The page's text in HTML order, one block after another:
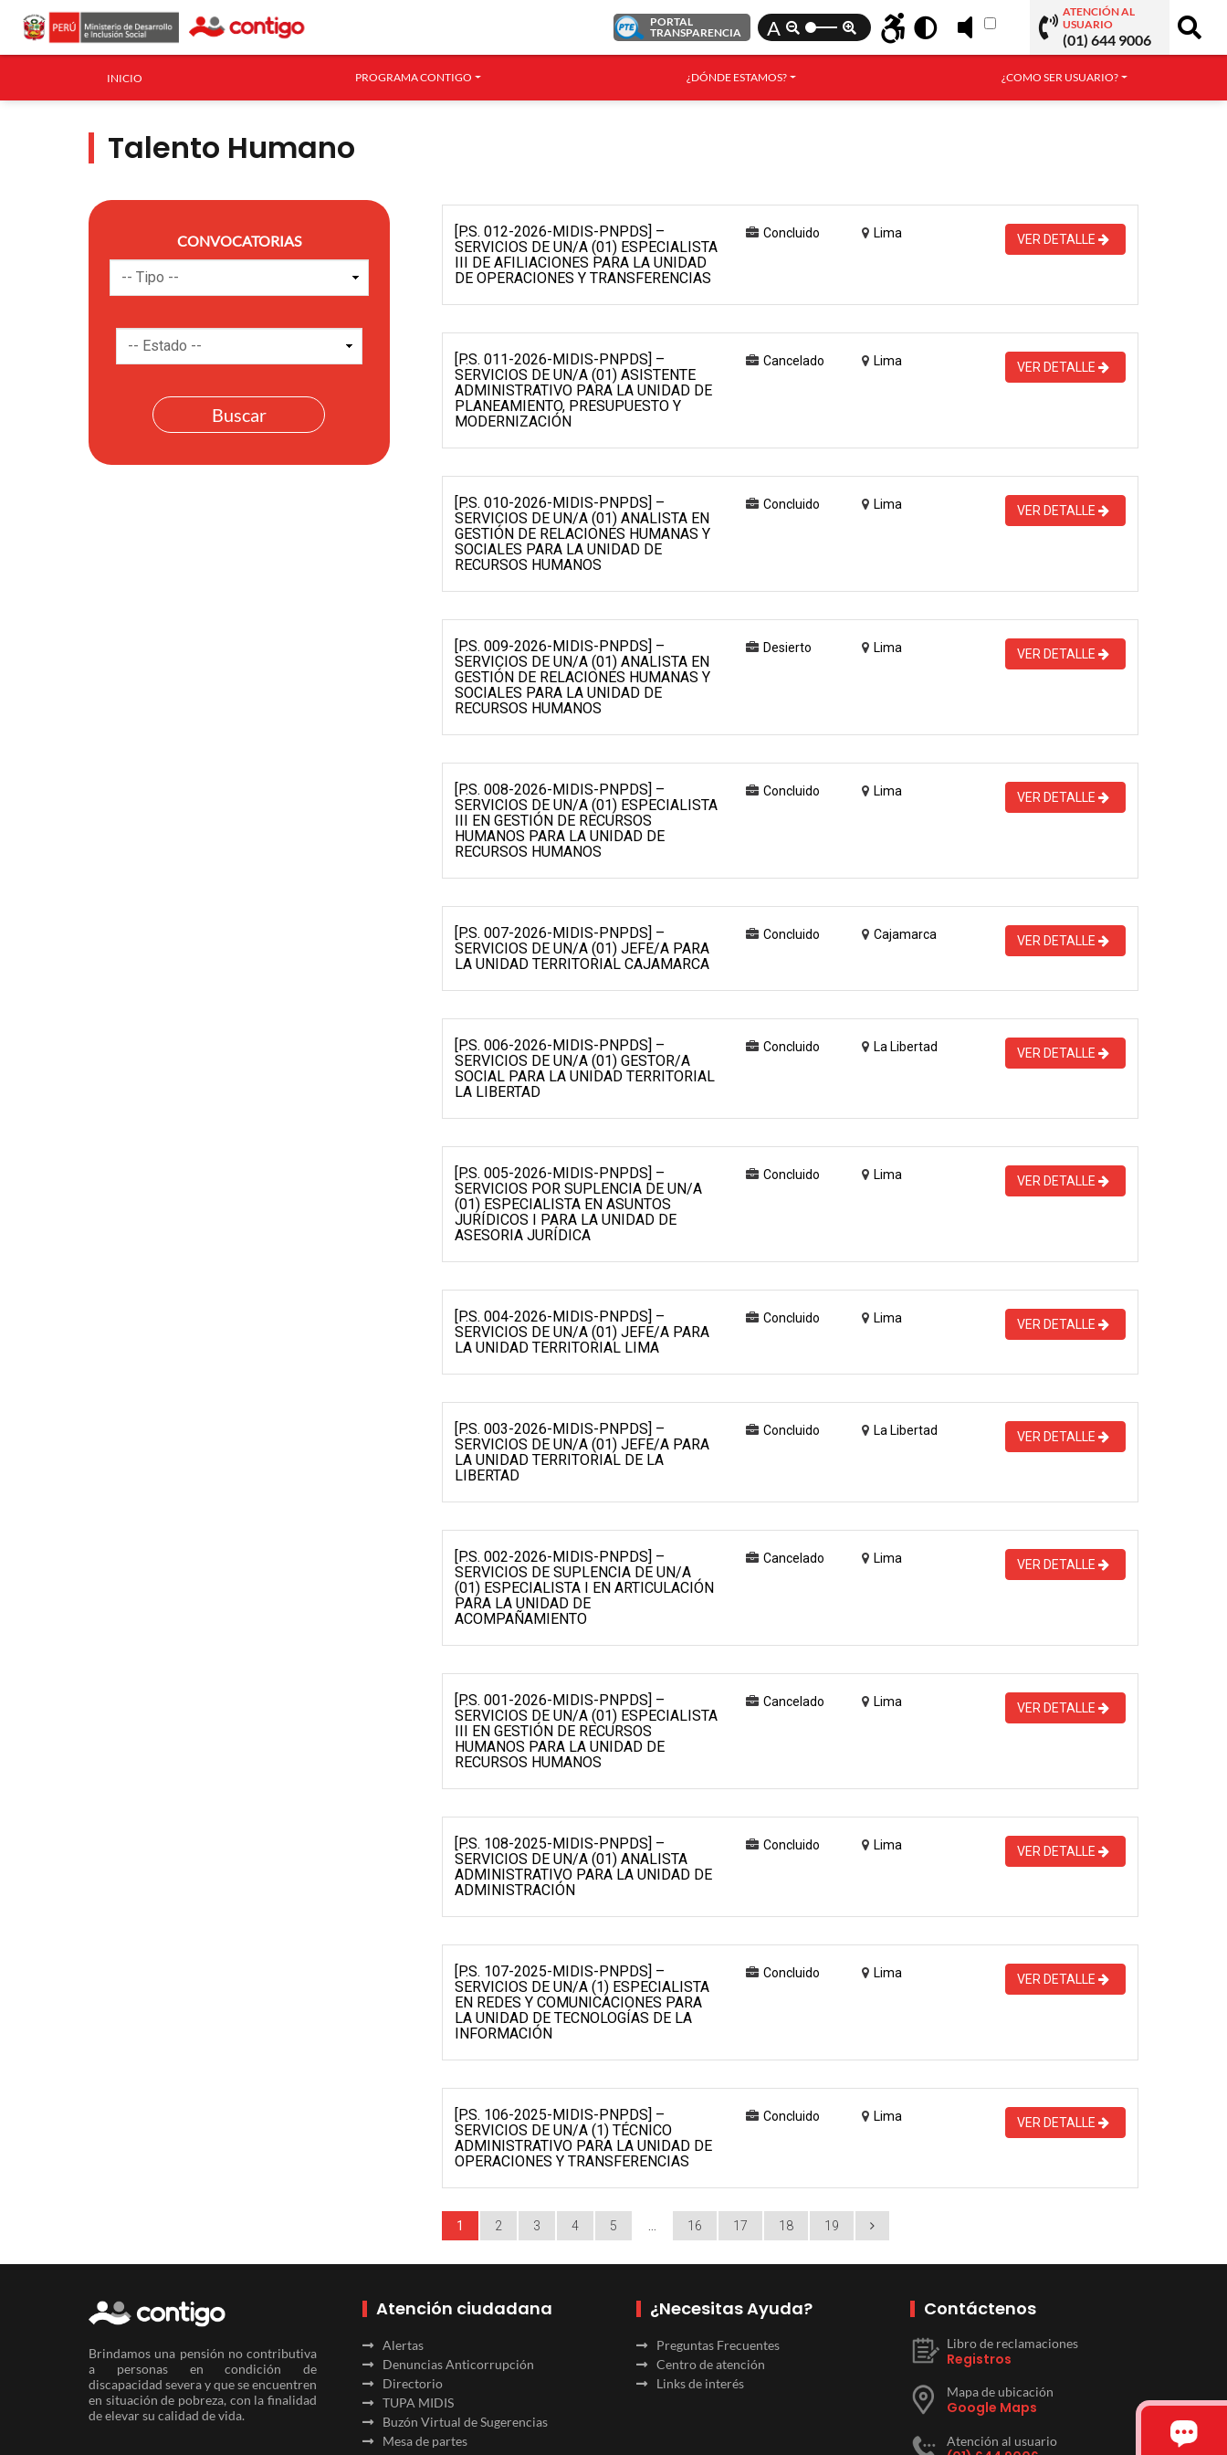
PORTAL
TRANSPARENCIA
A
ATENCIÓN AL
USUARIO
(01) 644 9006
INICIO PROGRAMA CONTIGO ¿DÓNDE ESTAMOS? ¿COMO SER USUARIO?
Talento Humano
CONVOCATORIAS
[P.S. 012-2026-MIDIS-PNPDS] –
SERVICIOS DE UN/A (01) ESPECIALISTA
III DE AFILIACIONES PARA LA UNIDAD
DE OPERACIONES Y TRANSFERENCIAS
Concluido Lima VER DETALLE
[P.S. 011-2026-MIDIS-PNPDS] –
SERVICIOS DE UN/A (01) ASISTENTE
ADMINISTRATIVO PARA LA UNIDAD DE
PLANEAMIENTO, PRESUPUESTO Y
MODERNIZACIÓN
Cancelado Lima VER DETALLE
[P.S. 010-2026-MIDIS-PNPDS] –
SERVICIOS DE UN/A (01) ANALISTA EN
GESTIÓN DE RELACIONES HUMANAS Y
SOCIALES PARA LA UNIDAD DE
RECURSOS HUMANOS
Concluido Lima VER DETALLE
[P.S. 009-2026-MIDIS-PNPDS] –
SERVICIOS DE UN/A (01) ANALISTA EN
GESTIÓN DE RELACIONES HUMANAS Y
SOCIALES PARA LA UNIDAD DE
RECURSOS HUMANOS
Desierto Lima VER DETALLE
[P.S. 008-2026-MIDIS-PNPDS] –
SERVICIOS DE UN/A (01) ESPECIALISTA
III EN GESTIÓN DE RECURSOS
HUMANOS PARA LA UNIDAD DE
RECURSOS HUMANOS
Concluido Lima VER DETALLE
[P.S. 007-2026-MIDIS-PNPDS] –
SERVICIOS DE UN/A (01) JEFE/A PARA
LA UNIDAD TERRITORIAL CAJAMARCA
Concluido Cajamarca VER DETALLE
[P.S. 006-2026-MIDIS-PNPDS] –
SERVICIOS DE UN/A (01) GESTOR/A
SOCIAL PARA LA UNIDAD TERRITORIAL
LA LIBERTAD
Concluido La Libertad VER DETALLE
[P.S. 005-2026-MIDIS-PNPDS] –
SERVICIOS POR SUPLENCIA DE UN/A
(01) ESPECIALISTA EN ASUNTOS
JURÍDICOS I PARA LA UNIDAD DE
ASESORIA JURÍDICA
Concluido Lima VER DETALLE
[P.S. 004-2026-MIDIS-PNPDS] –
SERVICIOS DE UN/A (01) JEFE/A PARA
LA UNIDAD TERRITORIAL LIMA
Concluido Lima VER DETALLE
[P.S. 003-2026-MIDIS-PNPDS] –
SERVICIOS DE UN/A (01) JEFE/A PARA
LA UNIDAD TERRITORIAL DE LA
LIBERTAD
Concluido La Libertad VER DETALLE
[P.S. 002-2026-MIDIS-PNPDS] –
SERVICIOS DE SUPLENCIA DE UN/A
(01) ESPECIALISTA I EN ARTICULACIÓN
PARA LA UNIDAD DE
ACOMPAÑAMIENTO
Cancelado Lima VER DETALLE
[P.S. 001-2026-MIDIS-PNPDS] –
SERVICIOS DE UN/A (01) ESPECIALISTA
III EN GESTIÓN DE RECURSOS
HUMANOS PARA LA UNIDAD DE
RECURSOS HUMANOS
Cancelado Lima VER DETALLE
[P.S. 108-2025-MIDIS-PNPDS] –
SERVICIOS DE UN/A (01) ANALISTA
ADMINISTRATIVO PARA LA UNIDAD DE
ADMINISTRACIÓN
Concluido Lima VER DETALLE
[P.S. 107-2025-MIDIS-PNPDS] –
SERVICIOS DE UN/A (1) ESPECIALISTA
EN REDES Y COMUNICACIONES PARA
LA UNIDAD DE TECNOLOGÍAS DE LA
INFORMACIÓN
Concluido Lima VER DETALLE
[P.S. 106-2025-MIDIS-PNPDS] –
SERVICIOS DE UN/A (1) TÉCNICO
ADMINISTRATIVO PARA LA UNIDAD DE
OPERACIONES Y TRANSFERENCIAS
Concluido Lima VER DETALLE
1 2 3 4 5 16 17 18 19
Brindamos una pensión no contributiva
a personas en condición de
discapacidad severa y que se encuentren
en situación de pobreza, con la finalidad
de elevar su calidad de vida.
Atención ciudadana
Alertas
Denuncias Anticorrupción
Directorio
TUPA MIDIS
Buzón Virtual de Sugerencias
Mesa de partes
¿Necesitas Ayuda?
Preguntas Frecuentes
Centro de atención
Links de interés
Contáctenos
Libro de reclamaciones
Registros
Mapa de ubicación
Google Maps
Atención al usuario